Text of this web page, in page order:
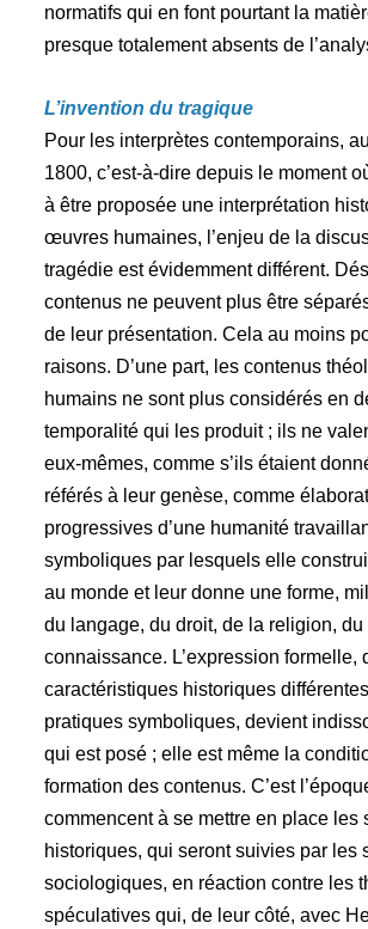
normatifs qui en font pourtant la
presque totalement absents de
L’invention du tragique
Pour les interprètes contemporains,
1800, c’est-à-dire depuis le moment
à être proposée une interprétation
œuvres humaines, l’enjeu de la
tragédie est évidemment différent.
contenus ne peuvent plus être
de leur présentation. Cela au moins
raisons. D’une part, les contenus
humains ne sont plus considérés en
temporalité qui les produit ; ils ne
eux-mêmes, comme s’ils étaient
référés à leur genèse, comme
progressives d’une humanité
symboliques par lesquels elle
au monde et leur donne une forme,
du langage, du droit, de la religion, du
connaissance. L’expression formelle,
caractéristiques historiques
pratiques symboliques, devient
qui est posé ; elle est même la
formation des contenus. C’est
commencent à se mettre en place les
historiques, qui seront suivies par les
sociologiques, en réaction contre les
spéculatives qui, de leur côté, avec